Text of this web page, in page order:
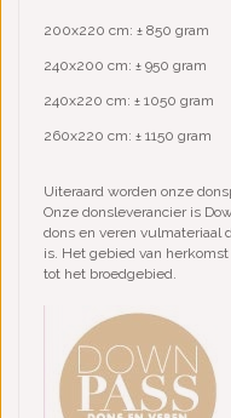
200x220 cm: ± 850 gram
240x200 cm: ± 950 gram
240x220 cm: ± 1050 gram
260x220 cm: ± 1150 gram
Uiteraard worden onze
Onze donsleverancier is
dons en veren
is. Het gebied van
tot het broedgebied.